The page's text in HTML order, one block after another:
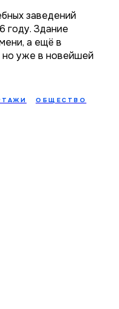
заведений
году. Здание
а ещё в
но уже в новейшей
ОБЩЕСТВО